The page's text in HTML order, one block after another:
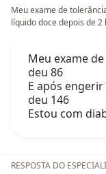
Meu exame de
líquido doce depois de 2
Meu exame
deu 86
E após
deu 146
Estou com
RESPOSTA DO